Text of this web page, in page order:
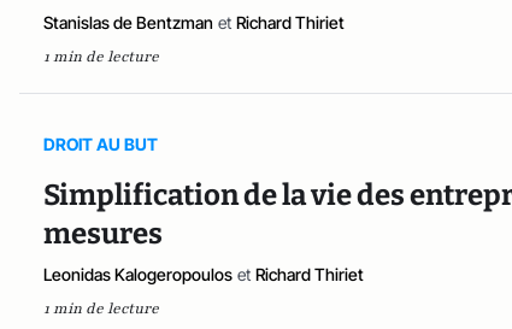
Stanislas de Bentzman et Richard Thiriet
1 min de lecture
DROIT AU BUT
Simplification de la vie des
mesures
Leonidas Kalogeropoulos et Richard Thiriet
1 min de lecture